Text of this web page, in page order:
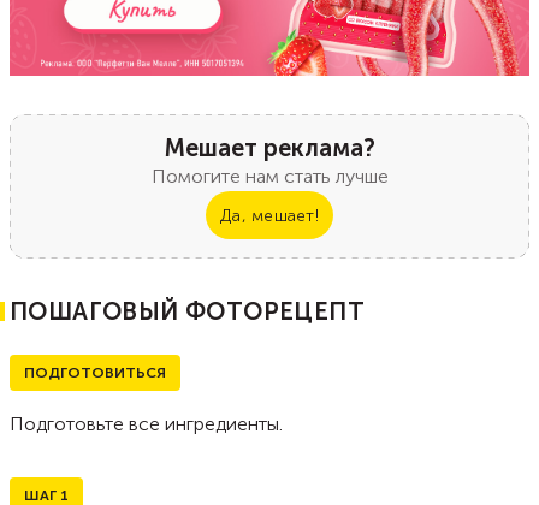
Мешает реклама?
Помогите нам стать лучше
Да, мешает!
ПОШАГОВЫЙ ФОТОРЕЦЕПТ
ПОДГОТОВИТЬСЯ
Подготовьте все ингредиенты.
ШАГ 1